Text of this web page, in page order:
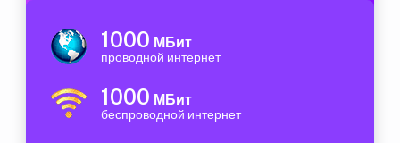
1000 МБит
проводной интернет
1000 МБит
беспроводной интернет